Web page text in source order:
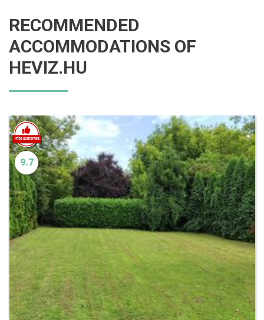
RECOMMENDED
ACCOMMODATIONS OF
HEVIZ.HU
9.7